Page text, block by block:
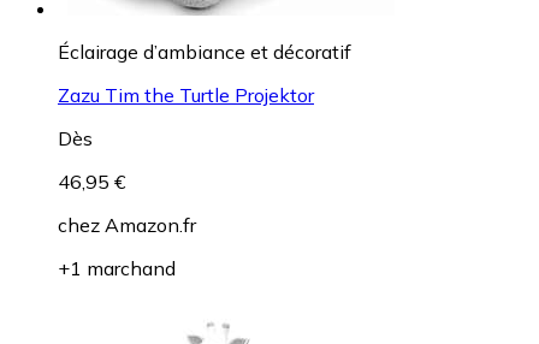
Éclairage d’ambiance et décoratif
Zazu Tim the Turtle Projektor
Dès
46,95 €
chez Amazon.fr
+1 marchand